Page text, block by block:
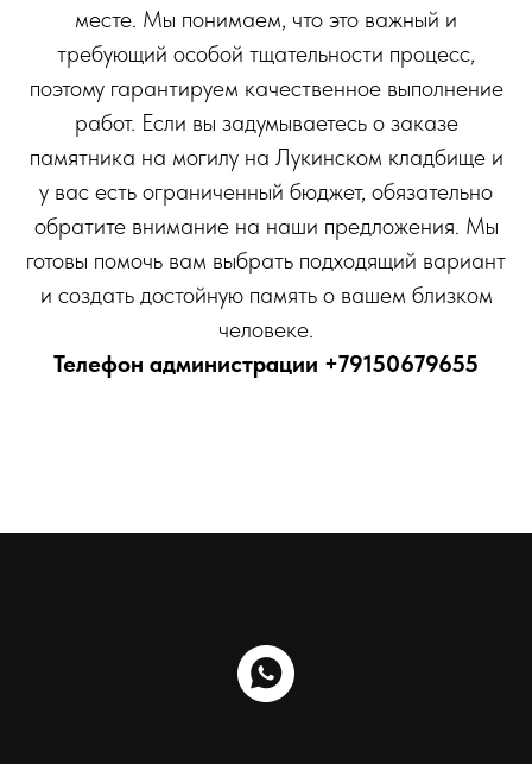
месте. Мы понимаем, что это важный и
требующий особой тщательности процесс,
поэтому гарантируем качественное выполнение
работ. Если вы задумываетесь о заказе
памятника на могилу на Лукинском кладбище и
у вас есть ограниченный бюджет, обязательно
обратите внимание на наши предложения. Мы
готовы помочь вам выбрать подходящий вариант
и создать достойную память о вашем близком
человеке.
Телефон администрации +79150679655